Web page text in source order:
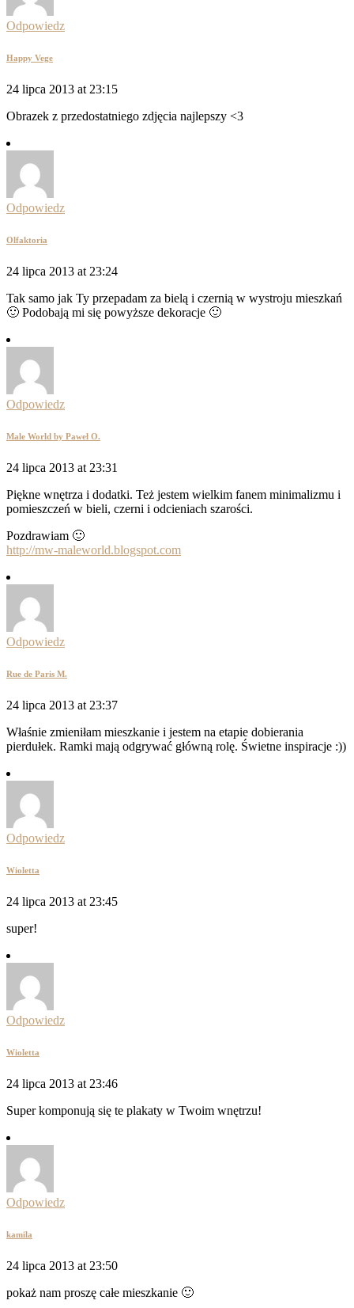
Odpowiedz
Happy Vege
24 lipca 2013 at 23:15
Obrazek z przedostatniego zdjęcia najlepszy <3
Odpowiedz
Olfaktoria
24 lipca 2013 at 23:24
Tak samo jak Ty przepadam za bielą i czernią w wystroju mieszkań
🙂 Podobają mi się powyższe dekoracje 🙂
Odpowiedz
Male World by Paweł O.
24 lipca 2013 at 23:31
Piękne wnętrza i dodatki. Też jestem wielkim fanem minimalizmu i
pomieszczeń w bieli, czerni i odcieniach szarości.
Pozdrawiam 🙂
http://mw-maleworld.blogspot.com
Odpowiedz
Rue de Paris M.
24 lipca 2013 at 23:37
Właśnie zmieniłam mieszkanie i jestem na etapie dobierania
pierdułek. Ramki mają odgrywać główną rolę. Świetne inspiracje :))
Odpowiedz
Wioletta
24 lipca 2013 at 23:45
super!
Odpowiedz
Wioletta
24 lipca 2013 at 23:46
Super komponują się te plakaty w Twoim wnętrzu!
Odpowiedz
kamila
24 lipca 2013 at 23:50
pokaż nam proszę całe mieszkanie 🙂